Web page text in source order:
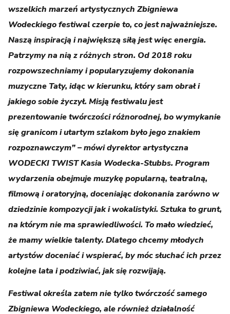
wszelkich marzeń artystycznych Zbigniewa
Wodeckiego festiwal czerpie to, co jest najważniejsze.
Naszą inspiracją i największą siłą jest więc energia.
Patrzymy na nią z różnych stron. Od 2018 roku
rozpowszechniamy i popularyzujemy dokonania
muzyczne Taty, idąc w kierunku, który sam obrał i
jakiego sobie życzył. Misją festiwalu jest
prezentowanie twórczości różnorodnej, bo wymykanie
się granicom i utartym szlakom było jego znakiem
rozpoznawczym” – mówi dyrektor artystyczna
WODECKI TWIST Kasia Wodecka-Stubbs. Program
wydarzenia obejmuje muzykę popularną, teatralną,
filmową i oratoryjną, doceniając dokonania zarówno w
dziedzinie kompozycji jak i wokalistyki. Sztuka to grunt,
na którym nie ma sprawiedliwości. To mało wiedzieć,
że mamy wielkie talenty. Dlatego chcemy młodych
artystów doceniać i wspierać, by móc słuchać ich przez
kolejne lata i podziwiać, jak się rozwijają.
Festiwal określa zatem nie tylko twórczość samego
Zbigniewa Wodeckiego, ale również działalność